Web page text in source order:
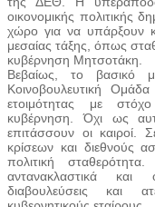
οικονομικής πολιτικής
χώρο για να υπάρξουν
μεσαίας τάξης, όπως
κυβέρνηση Μητσοτάκη.
Βεβαίως, το βασικό
Κοινοβουλευτική
ετοιμότητας με
κυβέρνηση. Όχι ως
επιτάσσουν οι καιροί.
κρίσεων και διεθνούς
πολιτική
αντανακλαστικά και
διαβουλεύσεις και